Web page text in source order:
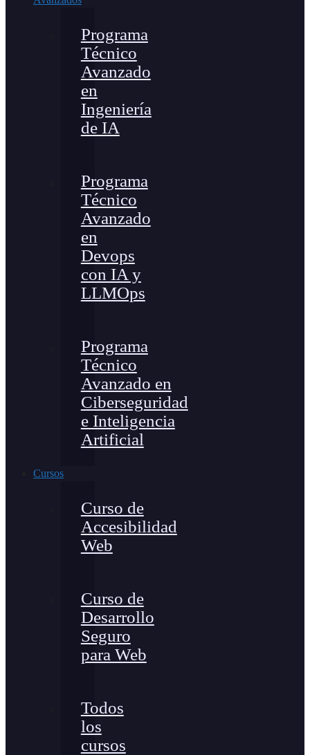
Programa
Técnico
Avanzado
en
Ingeniería
de IA
Programa
Técnico
Avanzado
en
Devops
con IA y
LLMOps
Programa
Técnico
Avanzado en
Ciberseguridad
e Inteligencia
Artificial
Cursos
Curso de
Accesibilidad
Web
Curso de
Desarrollo
Seguro
para Web
Todos
los
cursos